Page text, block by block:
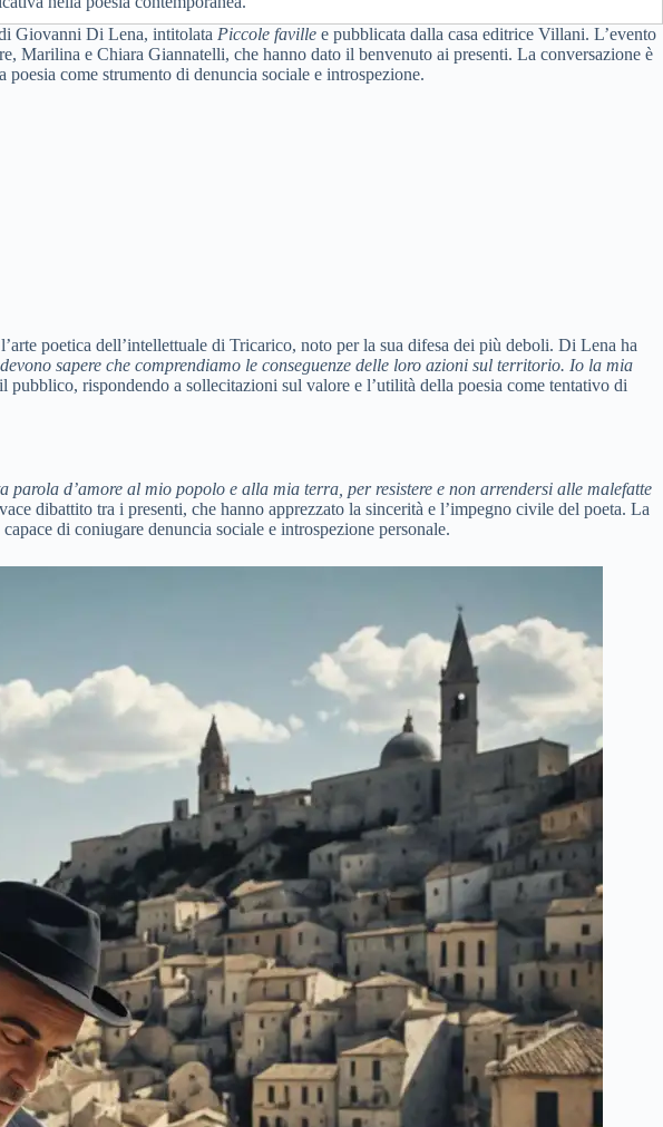
Giovanni Di Lena, intitolata Piccole faville e pubblicata dalla casa editrice Villani. L’evento
Marilina e Chiara Giannatelli, che hanno dato il benvenuto ai presenti. La conversazione è
come strumento di denuncia sociale e introspezione.
poetica dell’intellettuale di Tricarico, noto per la sua difesa dei più deboli. Di Lena ha
sapere che comprendiamo le conseguenze delle loro azioni sul territorio. Io la mia
rispondendo a sollecitazioni sul valore e l’utilità della poesia come tentativo di
parola d’amore al mio popolo e alla mia terra, per resistere e non arrendersi alle malefatte
dibattito tra i presenti, che hanno apprezzato la sincerità e l’impegno civile del poeta. La
di coniugare denuncia sociale e introspezione personale.